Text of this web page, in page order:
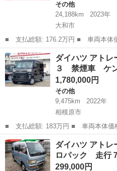
その他
24,188km
2023年
大和市
■ 支払総額: 176.2万円 ■ 車両本体価格： 1,650,000 円 ■ メーカ
ー名： ダイハツ ■ 車種名： ロ
アムＧ ナビ Ｂカメラ ＡＣＣ Ｐ
ーＳワイ...
神奈川 大和市 その他
ダイハツ アト
３ 禁煙車 ケ
1,780,000円
その他
9,475km
2022年
相模原市
■ 支払総額: 183万円 ■ 車両本体価格： 1,780,000 円 ■ メーカー
名： ダイハツ ■ 車種名： アト
マートアシスト３ 禁煙車 ケンウ
ＤＶＤ Ｂ...
神奈川 相模原市
ダイハツ アト
ロパック 走行
299,000円